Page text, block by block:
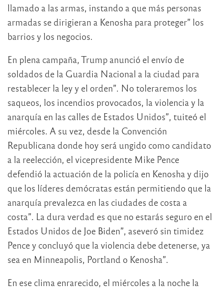
llamado a las armas, instando a que más personas
armadas se dirigieran a Kenosha para proteger” los
barrios y los negocios.
En plena campaña, Trump anunció el envío de
soldados de la Guardia Nacional a la ciudad para
restablecer la ley y el orden”. No toleraremos los
saqueos, los incendios provocados, la violencia y la
anarquía en las calles de Estados Unidos”, tuiteó el
miércoles. A su vez, desde la Convención
Republicana donde hoy será ungido como candidato
a la reelección, el vicepresidente Mike Pence
defendió la actuación de la policía en Kenosha y dijo
que los líderes demócratas están permitiendo que la
anarquía prevalezca en las ciudades de costa a
costa”. La dura verdad es que no estarás seguro en el
Estados Unidos de Joe Biden”, aseveró sin timidez
Pence y concluyó que la violencia debe detenerse, ya
sea en Minneapolis, Portland o Kenosha”.
En ese clima enrarecido, el miércoles a la noche la